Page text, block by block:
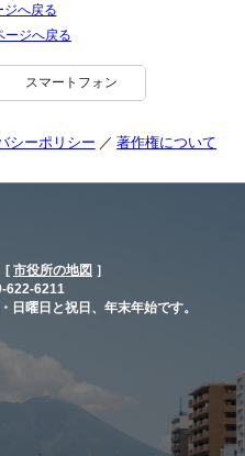
ジへ戻る
ージへ戻る
スマートフォン
シーポリシー 著作権について
[ 市役所の地図 ］
622-6211
日曜日と祝日、年末年始です。